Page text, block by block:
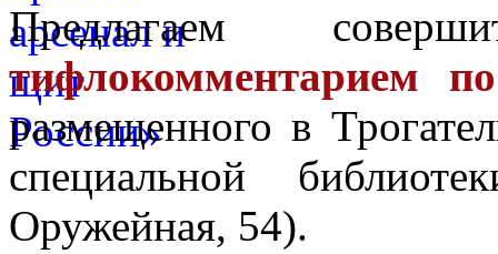
Предлагаем
тифлокомментарием
размещенного в
специальной
Оружейная, 54).